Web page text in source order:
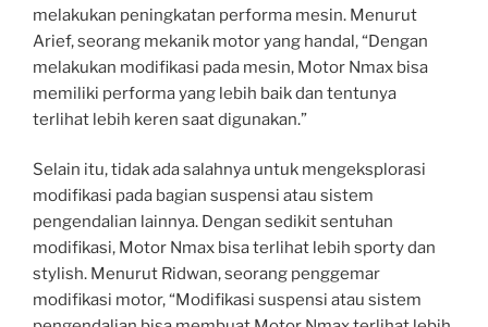
melakukan peningkatan performa mesin. Menurut
Arief, seorang mekanik motor yang handal, “Dengan
melakukan modifikasi pada mesin, Motor Nmax bisa
memiliki performa yang lebih baik dan tentunya
terlihat lebih keren saat digunakan.”
Selain itu, tidak ada salahnya untuk mengeksplorasi
modifikasi pada bagian suspensi atau sistem
pengendalian lainnya. Dengan sedikit sentuhan
modifikasi, Motor Nmax bisa terlihat lebih sporty dan
stylish. Menurut Ridwan, seorang penggemar
modifikasi motor, “Modifikasi suspensi atau sistem